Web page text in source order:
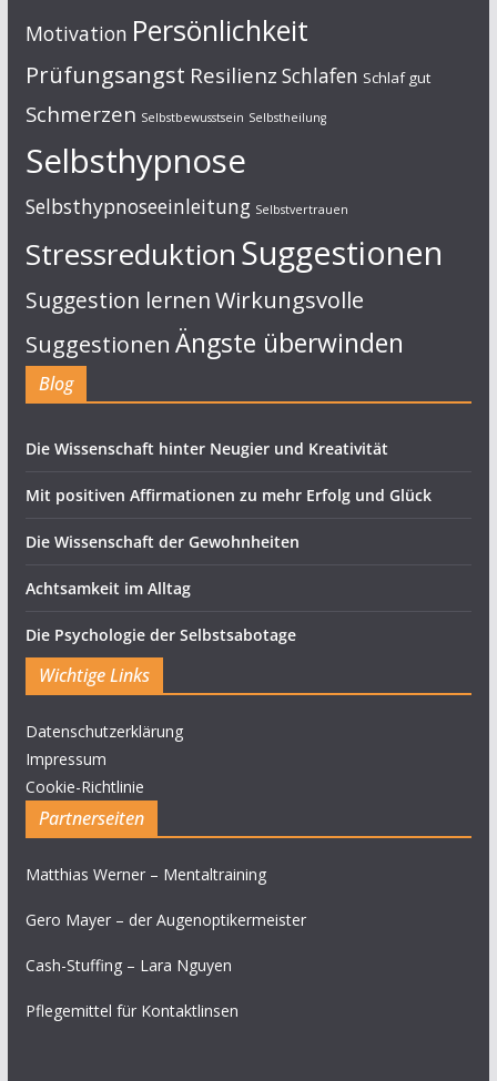
Motivation Persönlichkeit
Prüfungsangst Resilienz Schlafen Schlaf gut
Schmerzen Selbstbewusstsein Selbstheilung
Selbsthypnose
Selbsthypnoseeinleitung Selbstvertrauen
StressreduktionSuggestionen
Suggestion lernenWirkungsvolle
Suggestionen Ängste überwinden
Blog
Die Wissenschaft hinter Neugier und Kreativität
Mit positiven Affirmationen zu mehr Erfolg und Glück
Die Wissenschaft der Gewohnheiten
Achtsamkeit im Alltag
Die Psychologie der Selbstsabotage
Wichtige Links
Datenschutzerklärung
Impressum
Cookie-Richtlinie
Partnerseiten
Matthias Werner – Mentaltraining
Gero Mayer – der Augenoptikermeister
Cash-Stuffing – Lara Nguyen
Pflegemittel für Kontaktlinsen